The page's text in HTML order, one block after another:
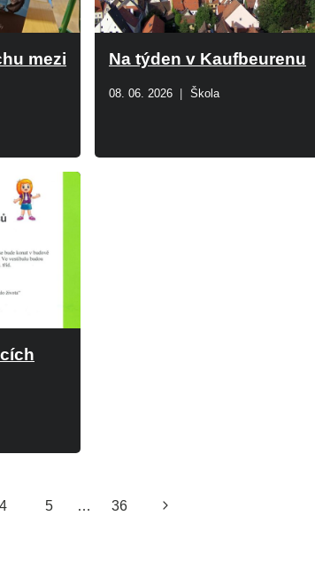
mezi
Na týden v Kaufbeurenu
08. 06. 2026 Škola
4 5 … 36 Další